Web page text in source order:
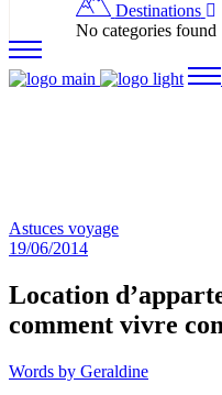
Destinations
No categories found
Astuces voyage
19/06/2014
Location
comment vivre
Words by Geraldine